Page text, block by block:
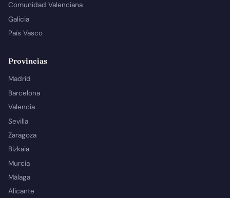
Comunidad Valenciana
Galicia
País Vasco
Provincias
Madrid
Barcelona
Valencia
Sevilla
Zaragoza
Bizkaia
Murcia
Málaga
Alicante